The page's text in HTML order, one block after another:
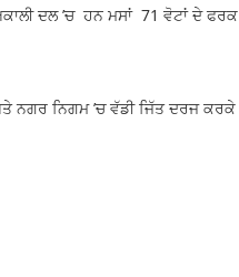
ਦਲ ’ਚ ਹਨ ਮਸਾਂ 71 ਵੋਟਾਂ ਦੇ ਫਰਕ
ਨਗਰ ਨਿਗਮ ’ਚ ਵੱਡੀ ਜਿੱਤ ਦਰਜ ਕਰਕੇ